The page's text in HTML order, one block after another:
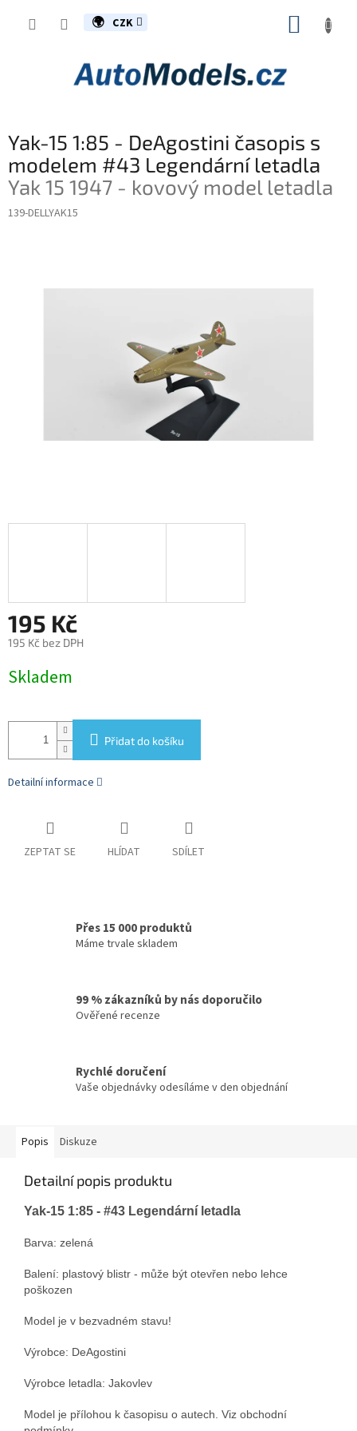
CZK
Yak-15 1:85 - DeAgostini časopis s
modelem #43 Legendární letadla
Yak 15 1947 - kovový model letadla
139-DELLYAK15
195 Kč
195 Kč bez DPH
cena:
Skladem
Přidat do košíku
Detailní informace
ZEPTAT SE HLÍDAT SDÍLET
Přes 15 000 produktů
Máme trvale skladem
99 % zákazníků by nás doporučilo
Ověřené recenze
Rychlé doručení
Vaše objednávky odesíláme v den objednání
Popis Diskuze
Detailní popis produktu
Yak-15 1:85 - #43 Legendární letadla
Barva: zelená
Balení: plastový blistr - může být otevřen nebo lehce
poškozen
Model je v bezvadném stavu!
Výrobce: DeAgostini
Výrobce letadla: Jakovlev
Model je přílohou k časopisu o autech. Viz obchodní